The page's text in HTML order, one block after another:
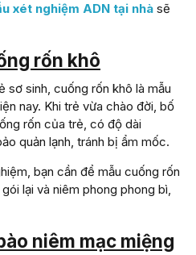
xét nghiệm ADN tại nhà sẽ
rốn khô
sơ sinh, cuống rốn khô là mẫu
nay. Khi trẻ vừa chào đời, bố
rốn của trẻ, có độ dài
quản lạnh, tránh bị ẩm mốc.
bạn cần để mẫu cuống rốn
lại và niêm phong phong bì,
niêm mạc miệng